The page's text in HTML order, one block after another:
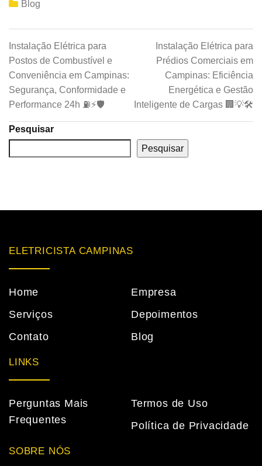
Blog
Instalação Elétrica para
Postos de Combustível e
Conveniência em Campinas:
Segurança, Conformidade e
Performance 24h ⛽⚡🛡️
Instalação Elétrica para
Prédios Comerciais em
Campinas: Eficiência
Energética e Gestão
Inteligente de Cargas 🏢💡🛠️
Pesquisar
Pesquisar
ELETRICISTA CAMPINAS
Home
Empresa
Serviços
Depoimentos
Contato
Blog
LINKS
Perguntas Mais
Frequentes
Termos de Uso
Política de Privacidade
SOBRE NÓS